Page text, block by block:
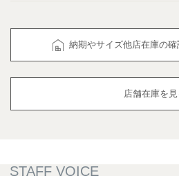
納期やサイズ他店在庫の
店舗在庫を見